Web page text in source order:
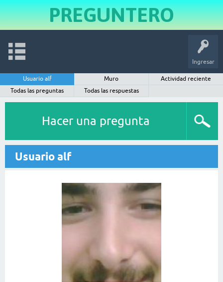
PREGUNTERO
Ingresar
Usuario alf Muro
Actividad reciente
Todas las preguntas
Todas las respuestas
Hacer una pregunta
Usuario alf